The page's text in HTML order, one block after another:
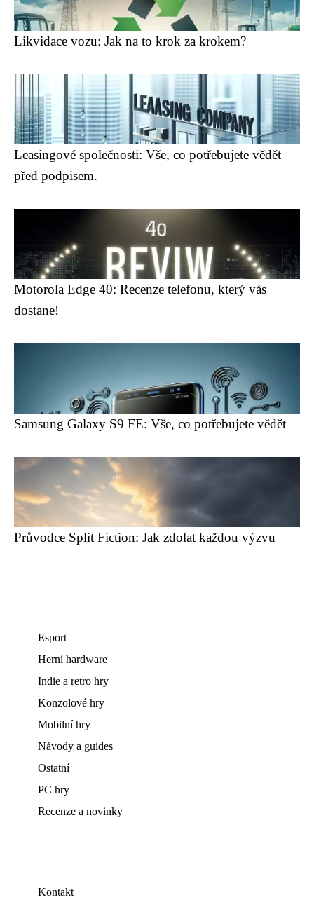
Likvidace vozu: Jak na to krok za krokem?
Leasingové společnosti: Vše, co potřebujete vědět
před podpisem.
Motorola Edge 40: Recenze telefonu, který vás
dostane!
Samsung Galaxy S9 FE: Vše, co potřebujete vědět
Průvodce Split Fiction: Jak zdolat každou výzvu
Esport
Herní hardware
Indie a retro hry
Konzolové hry
Mobilní hry
Návody a guides
Ostatní
PC hry
Recenze a novinky
Kontakt